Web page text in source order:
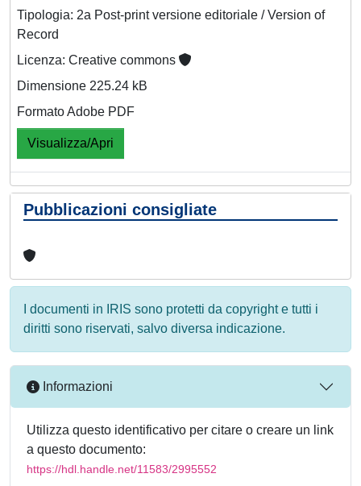
Tipologia: 2a Post-print versione editoriale / Version of
Record
Licenza: Creative commons
Dimensione 225.24 kB
Formato Adobe PDF
Visualizza/Apri
Pubblicazioni consigliate
I documenti in IRIS sono protetti da copyright e tutti i
diritti sono riservati, salvo diversa indicazione.
Informazioni
Utilizza questo identificativo per citare o creare un link
a questo documento:
https://hdl.handle.net/11583/2995552